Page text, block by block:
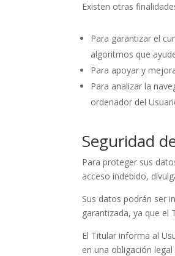
Existen otras
Para garantizar el
algoritmos que
Para apoyar y
Para analizar la
ordenador del
Seguridad
Para proteger sus
acceso indebido,
Sus datos podrán ser
garantizada, ya que el
El Titular informa al
en una obligación